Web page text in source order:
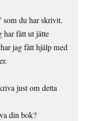
som du har skrivit.
har fått ut jätte
jag fått hjälp med
just om detta
din bok?